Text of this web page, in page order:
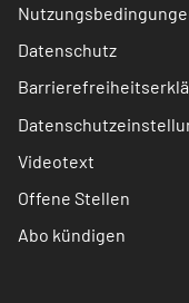
Datenschutz
Videotext
Offene Stellen
Abo kündigen